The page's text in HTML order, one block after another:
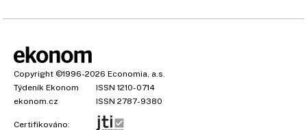
Copyright ©1996-2026 Economia, a.s.
Týdeník Ekonom
ISSN 1210-0714
ekonom.cz
ISSN 2787-9380
Certifikováno: